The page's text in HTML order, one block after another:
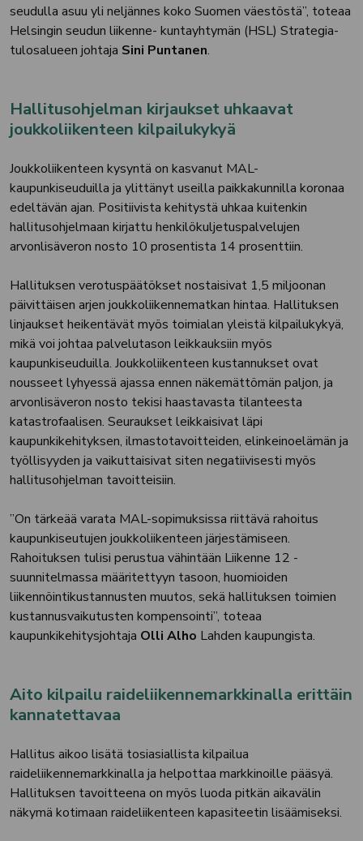
seudulla asuu yli neljännes koko Suomen väestöstä”, toteaa
Helsingin seudun liikenne- kuntayhtymän (HSL) Strategia-
tulosalueen johtaja Sini Puntanen.
Hallitusohjelman kirjaukset uhkaavat
joukkoliikenteen kilpailukykyä
Joukkoliikenteen kysyntä on kasvanut MAL-
kaupunkiseuduilla ja ylittänyt useilla paikkakunnilla koronaa
edeltävän ajan. Positiivista kehitystä uhkaa kuitenkin
hallitusohjelmaan kirjattu henkilökuljetuspalvelujen
arvonlisäveron nosto 10 prosentista 14 prosenttiin.
Hallituksen verotuspäätökset nostaisivat 1,5 miljoonan
päivittäisen arjen joukkoliikennematkan hintaa. Hallituksen
linjaukset heikentävät myös toimialan yleistä kilpailukykyä,
mikä voi johtaa palvelutason leikkauksiin myös
kaupunkiseuduilla. Joukkoliikenteen kustannukset ovat
nousseet lyhyessä ajassa ennen näkemättömän paljon, ja
arvonlisäveron nosto tekisi haastavasta tilanteesta
katastrofaalisen. Seuraukset leikkaisivat läpi
kaupunkikehityksen, ilmastotavoitteiden, elinkeinoelämän ja
työllisyyden ja vaikuttaisivat siten negatiivisesti myös
hallitusohjelman tavoitteisiin.
”On tärkeää varata MAL-sopimuksissa riittävä rahoitus
kaupunkiseutujen joukkoliikenteen järjestämiseen.
Rahoituksen tulisi perustua vähintään Liikenne 12 -
suunnitelmassa määritettyyn tasoon, huomioiden
liikennöintikustannusten muutos, sekä hallituksen toimien
kustannusvaikutusten kompensointi”, toteaa
kaupunkikehitysjohtaja Olli Alho Lahden kaupungista.
Aito kilpailu raideliikennemarkkinalla erittäin
kannatettavaa
Hallitus aikoo lisätä tosiasiallista kilpailua
raideliikennemarkkinalla ja helpottaa markkinoille pääsyä.
Hallituksen tavoitteena on myös luoda pitkän aikavälin
näkymä kotimaan raideliikenteen kapasiteetin lisäämiseksi.